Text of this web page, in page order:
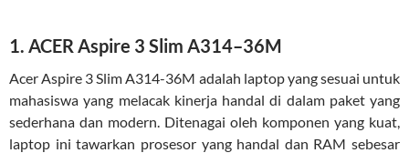
1. ACER Aspire 3 Slim A314–36M
Acer Aspire 3 Slim A314-36M adalah laptop yang sesuai untuk
mahasiswa yang melacak kinerja handal di dalam paket yang
sederhana dan modern. Ditenagai oleh komponen yang kuat,
laptop ini tawarkan prosesor yang handal dan RAM sebesar